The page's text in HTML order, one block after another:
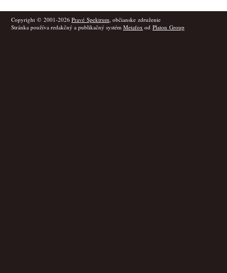
Copyright © 2001-2026 Pravé Spektrum, občianske združenie
Stránka používa redakčný a publikačný systém Metafox od Platon Group